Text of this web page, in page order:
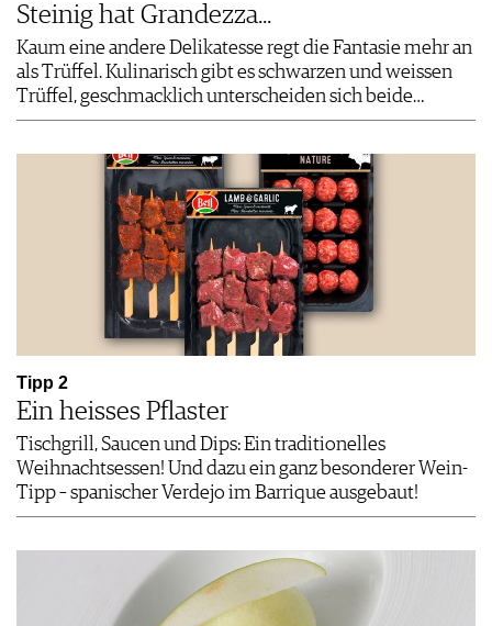
Steinig hat Grandezza...
Kaum eine andere Delikatesse regt die Fantasie mehr an
als Trüffel. Kulinarisch gibt es schwarzen und weissen
Trüffel, geschmacklich unterscheiden sich beide…
Tipp 2
Ein heisses Pflaster
Tischgrill, Saucen und Dips: Ein traditionelles
Weihnachtsessen! Und dazu ein ganz besonderer Wein-
Tipp – spanischer Verdejo im Barrique ausgebaut!